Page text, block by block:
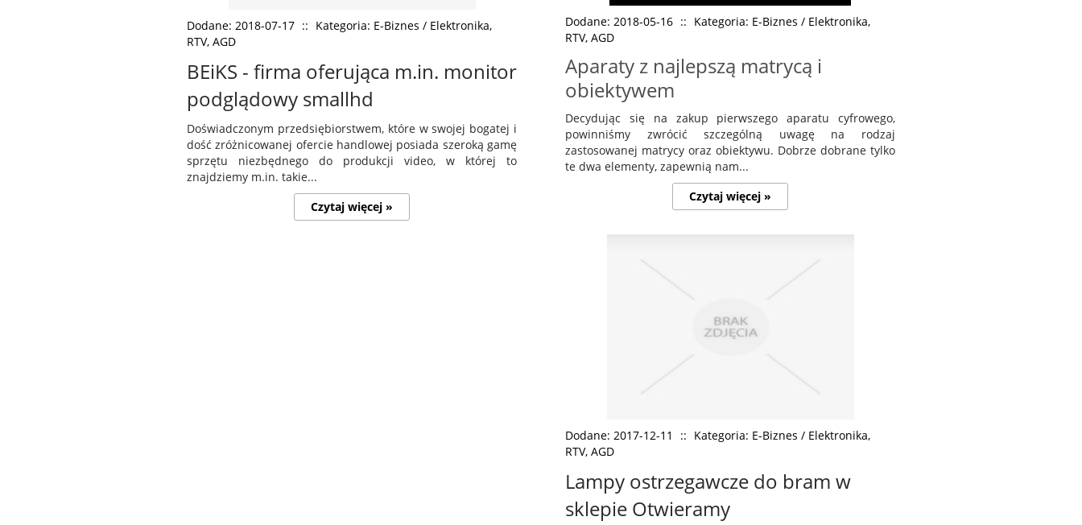
Dodane: 2018-07-17 :: Kategoria: E-Biznes / Elektronika,
RTV, AGD
BEiKS - firma oferująca m.in. monitor
podglądowy smallhd
Doświadczonym przedsiębiorstwem, które w swojej bogatej i
dość zróżnicowanej ofercie handlowej posiada szeroką gamę
sprzętu niezbędnego do produkcji video, w której to
znajdziemy m.in. takie...
Czytaj więcej »
Dodane: 2018-05-16 :: Kategoria: E-Biznes / Elektronika,
RTV, AGD
Aparaty z najlepszą matrycą i
obiektywem
Decydując się na zakup pierwszego aparatu cyfrowego,
powinniśmy zwrócić szczególną uwagę na rodzaj
zastosowanej matrycy oraz obiektywu. Dobrze dobrane tylko
te dwa elementy, zapewnią nam...
Czytaj więcej »
Dodane: 2017-12-11 :: Kategoria: E-Biznes / Elektronika,
RTV, AGD
Lampy ostrzegawcze do bram w
sklepie Otwieramy